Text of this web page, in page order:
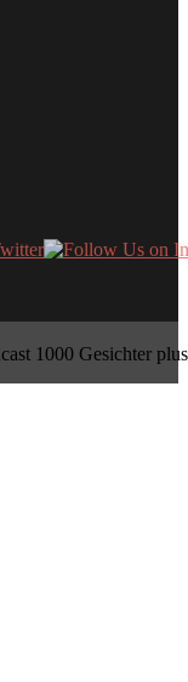
1000 Gesichter